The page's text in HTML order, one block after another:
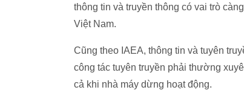
thông tin và truyền thông có vai trò
Việt Nam.
Cũng theo IAEA, thông tin và tuyên
công tác tuyên truyền phải thường
cả khi nhà máy dừng hoạt động.